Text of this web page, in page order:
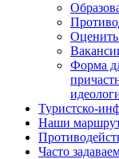
Форма
Туристско-
Наши
Часто